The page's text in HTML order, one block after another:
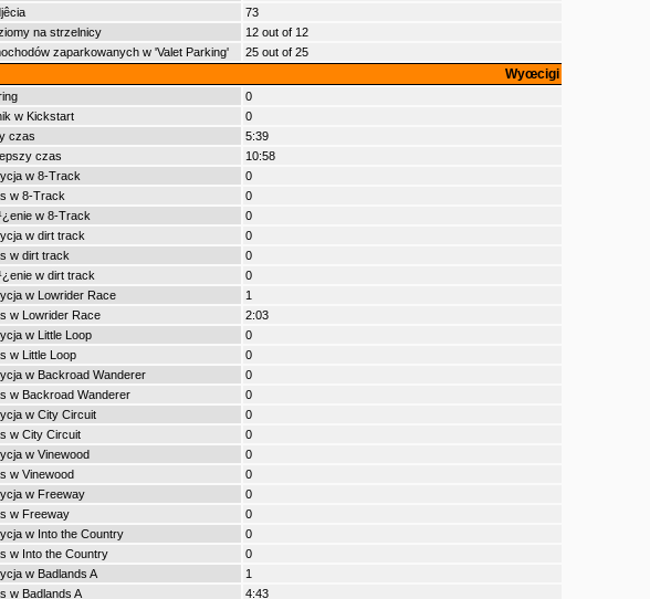
73
na strzelnicy
12 out of 12
zaparkowanych w 'Valet Parking'
25 out of 25
Wyœcigi
0
w Kickstart
0
czas
5:39
czas
10:58
w 8-Track
0
w 8-Track
0
w 8-Track
0
w dirt track
0
w dirt track
0
w dirt track
0
w Lowrider Race
1
w Lowrider Race
2:03
w Little Loop
0
w Little Loop
0
w Backroad Wanderer
0
w Backroad Wanderer
0
w City Circuit
0
w City Circuit
0
w Vinewood
0
w Vinewood
0
w Freeway
0
w Freeway
0
w Into the Country
0
w Into the Country
0
w Badlands A
1
w Badlands A
4:43